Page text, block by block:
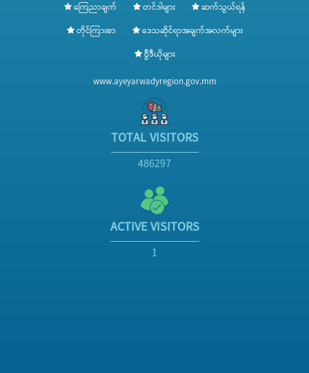
ကြေညာချက်
တင်ဒါများ
ဆက်သွယ်ရန်
တိုင်ကြားစာ
ဒေသဆိုင်ရာအချက်အလက်များ
ဗွီဒီယိုများ
www.ayeyarwadyregion.gov.mm
TOTAL VISITORS
486297
ACTIVE VISITORS
1